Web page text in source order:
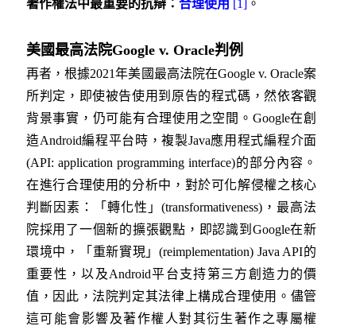
著作權法中最重要的抗辯： 合理使用 [1] 。
美國最高法院Google v. Oracle判例
再者，根據2021年美國最高法院在Google v. Oracle案
所判定，即使被告使用到原告的程式碼，然依客觀
背景事實，仍可能有合理使用之空間。Google在創
造Android編程平台時，複製Java應用程式編程介面
(API: application programming interface)的部分內容。
在進行合理使用的分析中，對於可化解侵權之核心
判斷因素：「轉化性」(transformativeness)，最高法
院採用了一個新的擴張觀點，即認識到Google在新
環境中，「重新實現」(reimplementation) Java API的
重要性，以及Android平台支持第三方創造力的價
值，因此，法院判定其法律上構成合理使用。儘管
這可能會影響及著作權人對其衍生著作之專屬權